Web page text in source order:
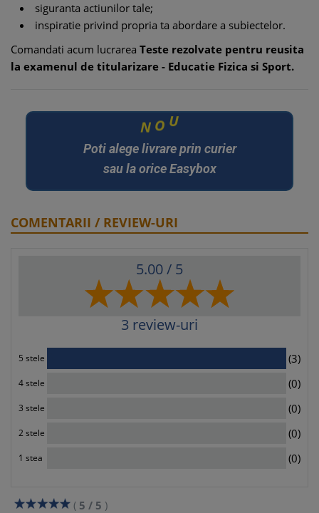
siguranta actiunilor tale;
inspiratie privind propria ta abordare a subiectelor.
Comandati acum lucrarea Teste rezolvate pentru reusita
la examenul de titularizare - Educatie Fizica si Sport.
N O U
Poti alege livrare prin curier
sau la orice Easybox
COMENTARII / REVIEW-URI
5.00/ 5
3 review-uri
5 stele (3)
4 stele (0)
3 stele (0)
2 stele (0)
1 stea (0)
( 5 / 5 )